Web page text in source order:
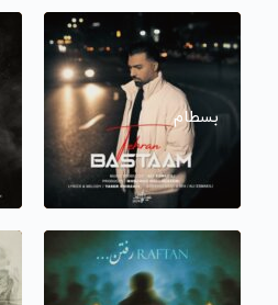
بسطام